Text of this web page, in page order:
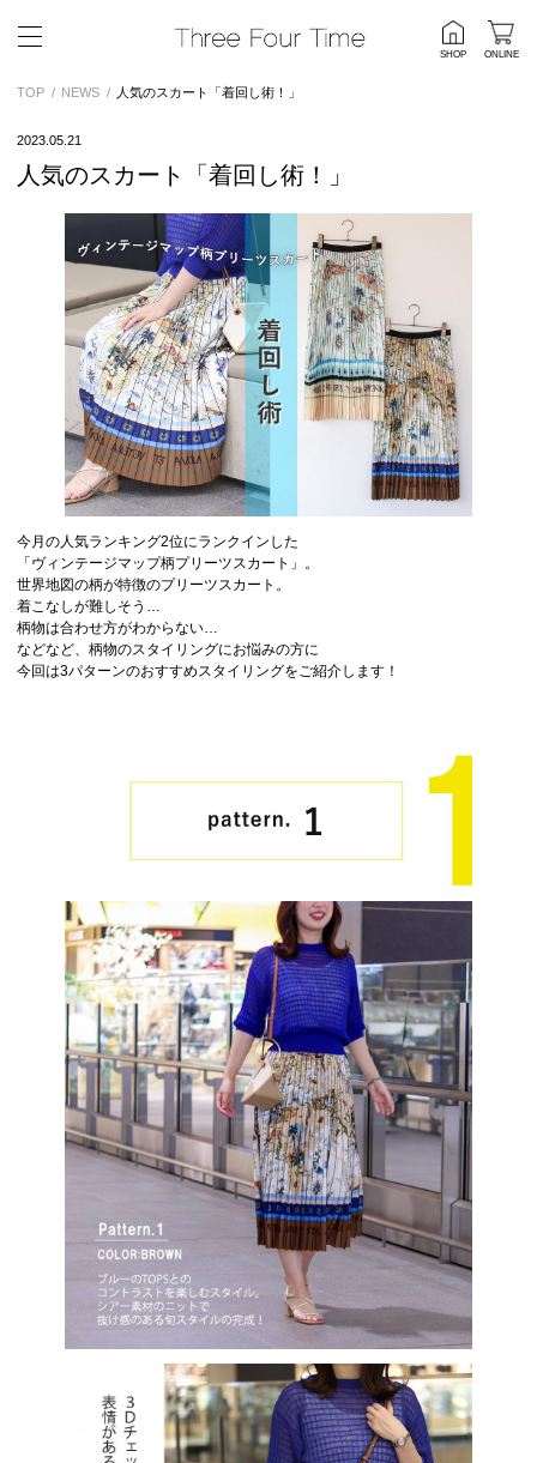
SHOP ONLINE
TOP NEWS 人気のスカート「着回し術！」
2023.05.21
人気のスカート「着回し術！」
今月の人気ランキング2位にランクインした
「ヴィンテージマップ柄プリーツスカート」。
世界地図の柄が特徴のプリーツスカート。
着こなしが難しそう…
柄物は合わせ方がわからない…
などなど、柄物のスタイリングにお悩みの方に
今回は3パターンのおすすめスタイリングをご紹介します！